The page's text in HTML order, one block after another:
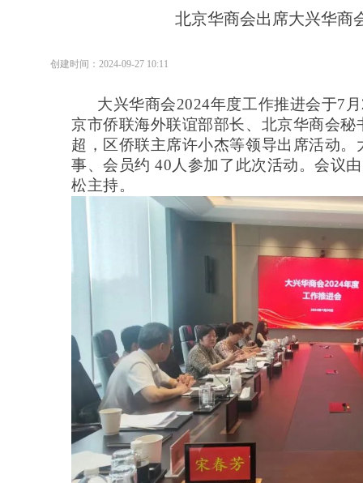
北京华商会出席大兴华商
创建时间： 2024-09-27 10:11
大兴华商会2024年度工作推进会于7
京市侨联海外联谊部部长、北京华商会
超，区侨联主席许小杰等领导出席活动。
事、会员约 40 人参加了此次活动。会议
松主持。